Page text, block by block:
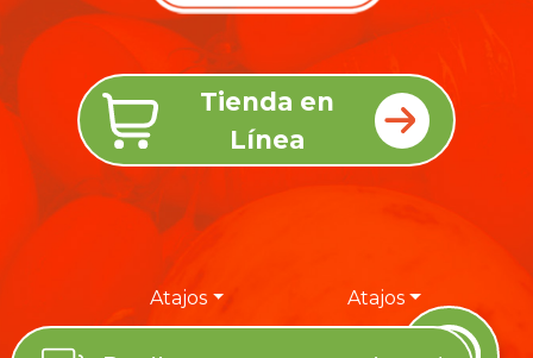
Tienda en
Línea
Atajos Atajos